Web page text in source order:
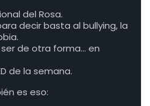
del Rosa.
decir basta al bullying, la
de otra forma… en
de la semana.
es eso: